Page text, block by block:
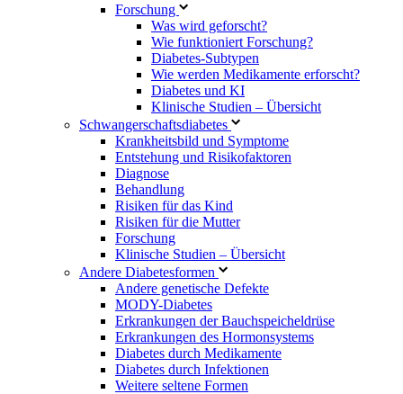
Forschung
Was wird geforscht?
Wie funktioniert Forschung?
Diabetes-Subtypen
Wie werden Medikamente erforscht?
Diabetes und KI
Klinische Studien – Übersicht
Schwangerschaftsdiabetes
Krankheitsbild und Symptome
Entstehung und Risikofaktoren
Diagnose
Behandlung
Risiken für das Kind
Risiken für die Mutter
Forschung
Klinische Studien – Übersicht
Andere Diabetesformen
Andere genetische Defekte
MODY-Diabetes
Erkrankungen der Bauchspeicheldrüse
Erkrankungen des Hormonsystems
Diabetes durch Medikamente
Diabetes durch Infektionen
Weitere seltene Formen